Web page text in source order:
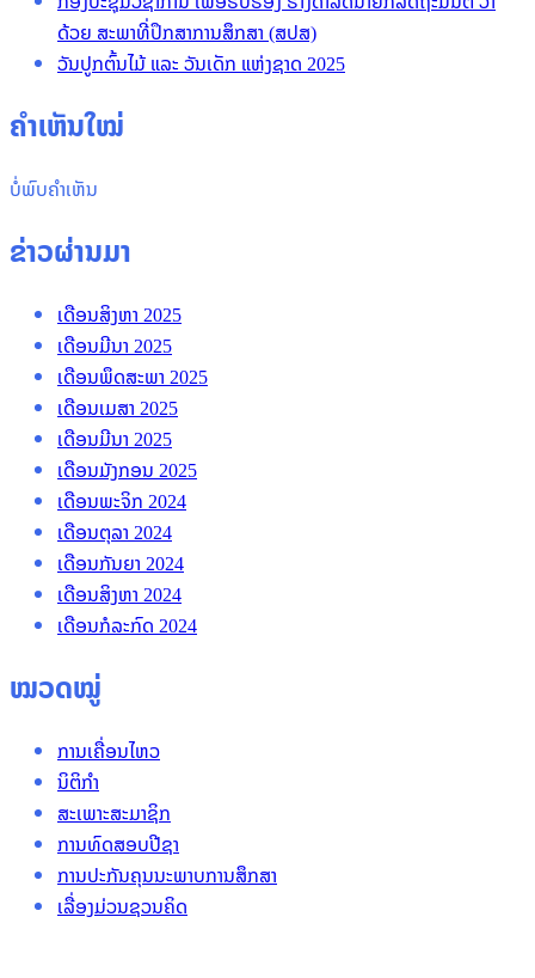
ດ້ວຍ ສະພາທີ່ປຶກສາການສຶກສາ (ສປສ)
ວັນປູກຕົ້ນໄມ້ ແລະ ວັນເດັກ ແຫ່ງຊາດ 2025
ຄໍາເຫັນໃໝ່
ບໍ່ພົບຄໍາເຫັນ
ຂ່າວຜ່ານມາ
ເດືອນສິງຫາ 2025
ເດືອນມີນາ 2025
ເດືອນພຶດສະພາ 2025
ເດືອນເມສາ 2025
ເດືອນມີນາ 2025
ເດືອນມັງກອນ 2025
ເດືອນພະຈິກ 2024
ເດືອນຕຸລາ 2024
ເດືອນກັນຍາ 2024
ເດືອນສິງຫາ 2024
ເດືອນກໍລະກົດ 2024
ໝວດໝູ່
ການເຄື່ອນໄຫວ
ນິຕິກໍາ
ສະເພາະສະມາຊິກ
ການທົດສອບປີຊາ
ການປະກັນຄຸນນະພາບການສຶກສາ
ເລື່ອງມ່ວນຊວນຄິດ